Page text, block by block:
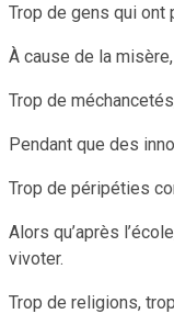
Trop de gens qui ont
À cause de la
Trop de
Pendant que des
Trop de péripéties
Alors qu’après
vivoter.
Trop de religions,